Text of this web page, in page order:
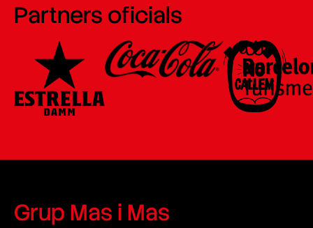
Partners oficials
Grup Mas i Mas